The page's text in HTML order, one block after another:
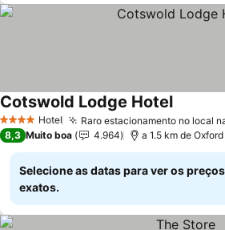
4 EstrelasHotel Raro estacionamento no local
Cotswold Lodge HotelVer
8,3 Muito boa 4.964 a 1.5 km de
Selecione as datas para ver os preços
exatos.